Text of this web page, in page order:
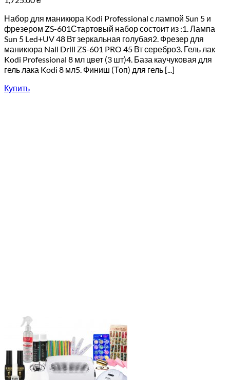
Набор для маникюра Kodi Professional c лампой Sun 5 и
фрезером ZS-601Стартовый набор состоит из :1. Лампа
Sun 5 Led+UV 48 Вт зеркальная голубая2. Фрезер для
маникюра Nail Drill ZS-601 PRO 45 Вт серебро3. Гель лак
Kodi Professional 8 мл цвет (3 шт)4. База каучуковая для
гель лака Kodi 8 мл5. Финиш (Топ) для гель [...]
Купить